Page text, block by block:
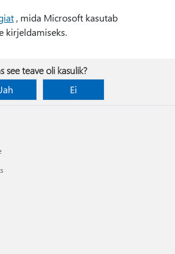
, mida Microsoft kasutab
kirjeldamiseks.
see teave oli kasulik?
Jah
Ei